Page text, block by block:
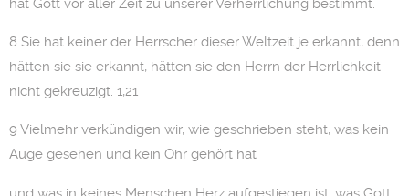
hat Gott vor aller Zeit zu unserer Verherrlichung bestimmt.
8 Sie hat keiner der Herrscher dieser Weltzeit je erkannt, denn
hätten sie sie erkannt, hätten sie den Herrn der Herrlichkeit
nicht gekreuzigt. 1,21
9 Vielmehr verkündigen wir, wie geschrieben steht, was kein
Auge gesehen und kein Ohr gehört hat